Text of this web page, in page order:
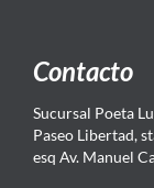
Contacto
Sucursal Poeta
Paseo Libertad,
esq Av. Manuel